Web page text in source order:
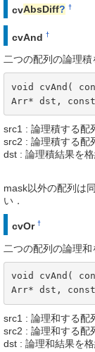
cvAbsDiff? †
cvAnd †
二つの配列の論理積
void cvAnd(
Arr* dst, const
src1 : 論理積する配
src2 : 論理積する配
dst : 論理積結果を
mask以外の配列は
い．
cvOr †
二つの配列の論理和
void cvAnd(
Arr* dst, const
src1 : 論理和する配
src2 : 論理和する配
dst : 論理和結果を